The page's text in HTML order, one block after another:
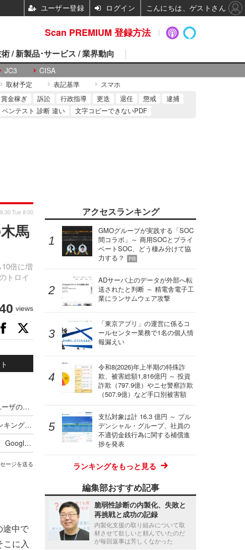
JC3 CISA
/ 新製品･サービス / 業界動向
取材予定 表記基準 スマホ
賞金稼ぎ 訴訟 行政指導 更迭 退任 懲戒
逮捕
ペンテスト 診断 違い 文字コピーできないPDF
馬
倍に増
トロイ
Tue 8:00
views
削除を困難にするトロイの木馬、Androidユーザの約1/4が影響（Dr.WEB）
Google Play で迷惑アプリ拡散、ネットバンキングやオーディオプレーヤ（Dr.WEB）
便利アプリ装うモバイル向けトロイの木馬、Google Playで複数発見（Dr.WEB）
ージを送る
途中で
に入
アクセスランキング
GMOグループが実践する「SOC
間コラボ」～ 商用SOCとプライ
ベートSOC、どう棲み分けて協
力する？
PR
ADサーバ上のデータが外部へ転
送されたと判断 ～ 精電舎電子工
業にランサムウェア攻撃
「東京アプリ」の運営に係るコ
ールセンター業務で1名の個人情
報漏えい
令和8(2026)年上半期の特殊詐
欺、被害総額1,816億円 ～ 投資
詐欺（797.9億）やニセ警察詐欺
（507.9億）など手口別被害額
支払対象は計 16.3 億円 ～ プル
デンシャル・グループ、社員の
不適切金銭行為に関する補償進
捗を発表
ランキングをもっと見る
編集部おすすめ記事
脆弱性診断の内製化、失敗と
再挑戦と成功の記録
内製化支援の取り組みについて取
材させて欲しいと頼んでいたのだ
が毎回返事は芳しくなかった
Scan PREMIUM 登録方法
ユーザー登録 ログイン こんにちは、ゲストさん